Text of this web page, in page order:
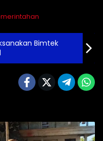
Bimtek